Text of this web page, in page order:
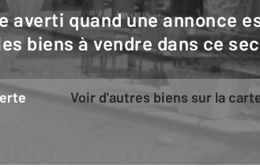
biens à vendre dans ce
Voir d'autres biens sur la